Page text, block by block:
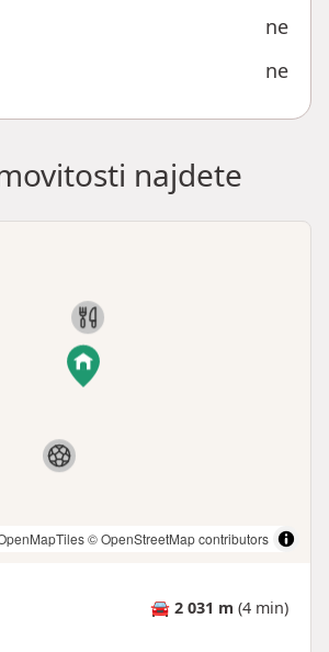
ne
ne
najdete
© OpenStreetMap contributors
🚘 2 031 m (4 min)